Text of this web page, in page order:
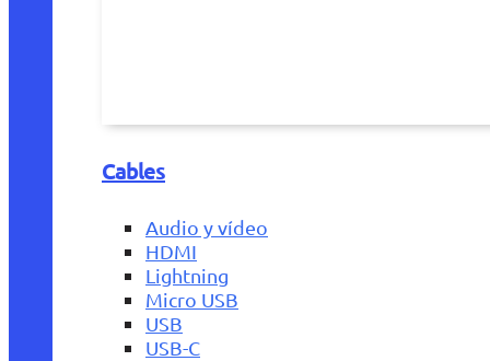
Cables
Audio y vídeo
HDMI
Lightning
Micro USB
USB
USB-C